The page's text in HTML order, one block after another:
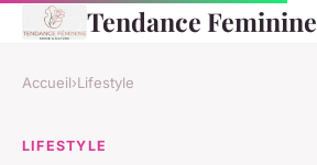
Tendance Feminine
Accueil›Lifestyle
LIFESTYLE